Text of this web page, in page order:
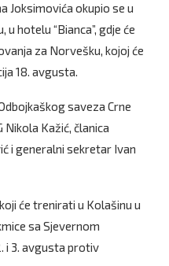
Joksimovića okupio se u
hotelu “Bianca”, gdje će
za Norvešku, kojoj će
18. avgusta.
saveza Crne
Nikola Kažić, članica
i generalni sekretar Ivan
će trenirati u Kolašinu u
sa Sjevernom
i 3. avgusta protiv